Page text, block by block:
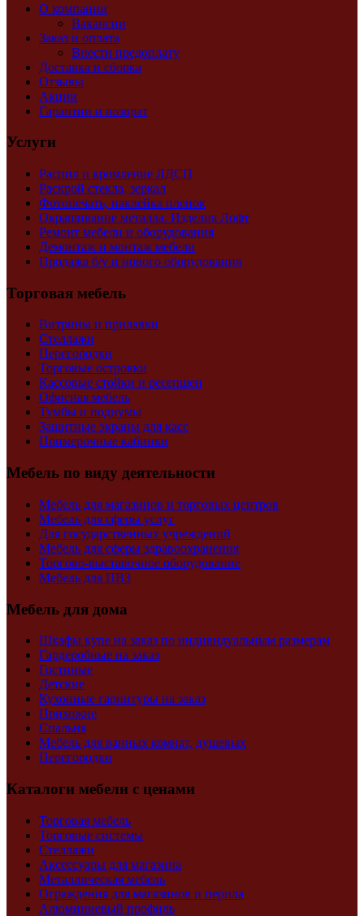
О компании
Вакансии
Заказ и оплата
Внести предоплату
Доставка и сборка
Отзывы
Акции
Гарантии и возврат
Услуги
Распил и кромление ЛДСП
Раскрой стекла, зеркал
Фотопечать, наклейка пленок
Окрашивание металла. Изделия Лофт
Ремонт мебели и оборудования
Демонтаж и монтаж мебели
Продажа б/у и нового оборудования
Торговая мебель
Витрины и прилавки
Стеллажи
Перегородки
Торговые островки
Кассовые стойки и ресепшен
Офисная мебель
Тумбы и подиумы
Защитные экраны для касс
Примерочные кабинки
Мебель по виду деятельности
Мебель для магазинов и торговых центров
Мебель для сферы услуг
Для государственных учреждений
Мебель для сферы здравоохранения
Торгово-выставочное оборудование
Мебель для ПВЗ
Мебель для дома
Шкафы купе на заказ по индивидуальным размерам
Гардеробные на заказ
Гостиные
Детские
Кухонные гарнитуры на заказ
Прихожие
Спальня
Мебель для ванных комнат, душевых
Перегородки
Каталоги мебели с ценами
Торговая мебель
Торговые системы
Стеллажи
Аксессуары для магазина
Металлическая мебель
Ограждения для магазинов и перила
Алюминиевый профиль